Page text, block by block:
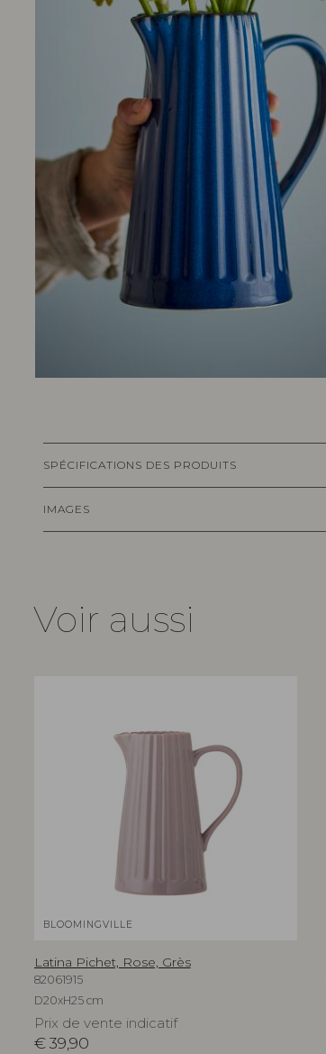
SPÉCIFICATIONS DES PRODUITS
IMAGES
Voir aussi
BLOOMINGVILLE
Latina Pichet, Rose, Grès
82061915
D20xH25 cm
Prix de vente indicatif
€ 39,90